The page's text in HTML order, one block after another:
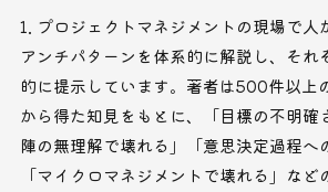
プロジェクトマネジメントの現場で人
アンチパターンを体系的に解説し、それ
的に提示しています。著者は500件以上
から得た知見をもとに、「目標の不明確
陣の無理解で壊れる」「意思決定過程へ
「マイクロマネジメントで壊れる」な